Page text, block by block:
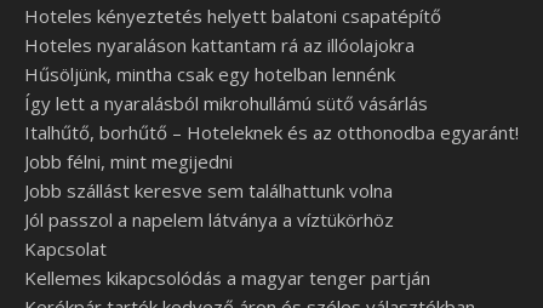
Hoteles kényeztetés helyett balatoni csapatépítő
Hoteles nyaraláson kattantam rá az illóolajokra
Hűsöljünk, mintha csak egy hotelban lennénk
Így lett a nyaralásból mikrohullámú sütő vásárlás
Italhűtő, borhűtő – Hoteleknek és az otthonodba egyaránt!
Jobb félni, mint megijedni
Jobb szállást keresve sem találhattunk volna
Jól passzol a napelem látványa a víztükörhöz
Kapcsolat
Kellemes kikapcsolódás a magyar tenger partján